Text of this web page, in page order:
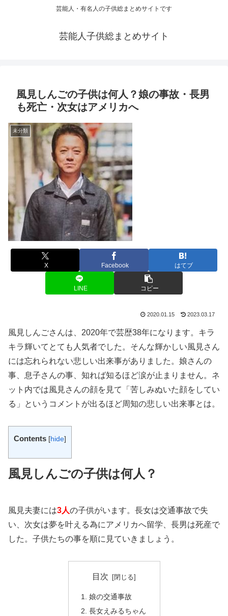
芸能人・有名人の子供総まとめサイトです
芸能人子供総まとめサイト
風見しんごの子供は何人？娘の事故・長男
も死亡・次女はアメリカへ
未分類
X Facebook はてブ
LINE コピー
2020.01.15 2023.03.17
風見しんごさんは、2020年で芸歴38年になります。キラ
キラ輝いてとても人気者でした。そんな輝かしい風見さん
には忘れられない悲しい出来事がありました。娘さんの
事、息子さんの事、知れば知るほど涙が止まりません。ネ
ット内では風見さんの顔を見て「苦しみぬいた顔をしてい
る」というコメントが出るほど周知の悲しい出来事とは。
Contents [hide]
風見しんごの子供は何人？
風見夫妻には3人の子供がいます。長女は交通事故で失
い、次女は夢を叶える為にアメリカへ留学、長男は死産で
した。子供たちの事を順に見ていきましょう。
目次
娘の交通事故
長女えみるちゃん